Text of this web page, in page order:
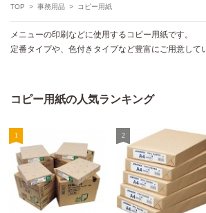
TOP > 事務用品 > コピー用紙
メニューの印刷などに使用するコピー用紙です。
定番タイプや、色付きタイプなど豊富にご用意して
コピー用紙の人気ランキング